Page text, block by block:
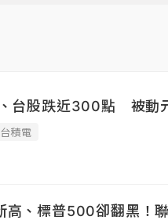
台股跌近300點 被動
積電
高、標普500卻翻黑！